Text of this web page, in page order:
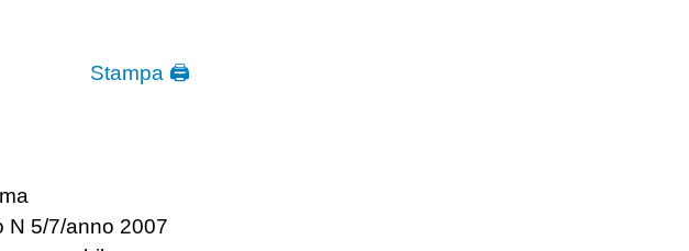
Stampa 🖨
N 5/7/anno 2007